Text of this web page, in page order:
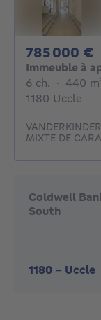
785 000 €
Immeuble à
6 ch. 6
· 440
1180 Uccle
MIXTE DE
Coldwell
South
1180 - Uccle